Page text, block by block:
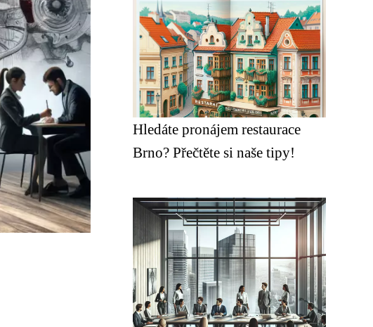
Hledáte pronájem restaurace
Brno? Přečtěte si naše tipy!